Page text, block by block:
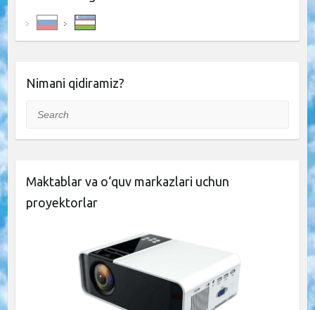
Nimani qidiramiz?
Search
Maktablar va o‘quv markazlari uchun
proyektorlar